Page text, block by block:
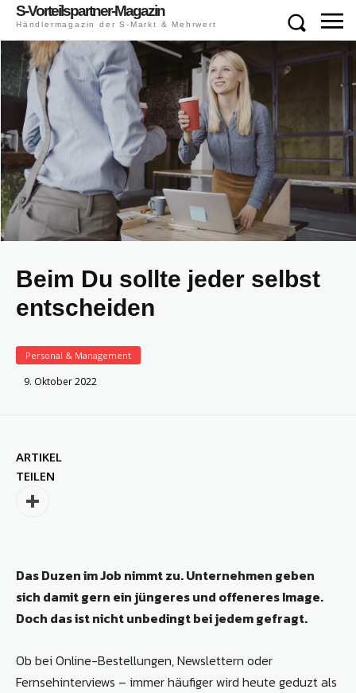
S-Vorteilspartner-Magazin
Händlermagazin der S-Markt & Mehrwert
Beim Du sollte jeder selbst
entscheiden
Personal & Management
9. Oktober 2022
ARTIKEL
TEILEN
Das Duzen im Job nimmt zu. Unternehmen geben
sich damit gern ein jüngeres und offeneres Image.
Doch das ist nicht unbedingt bei jedem gefragt.
Ob bei Online-Bestellungen, Newslettern oder
Fernsehinterviews – immer häufiger wird heute geduzt als